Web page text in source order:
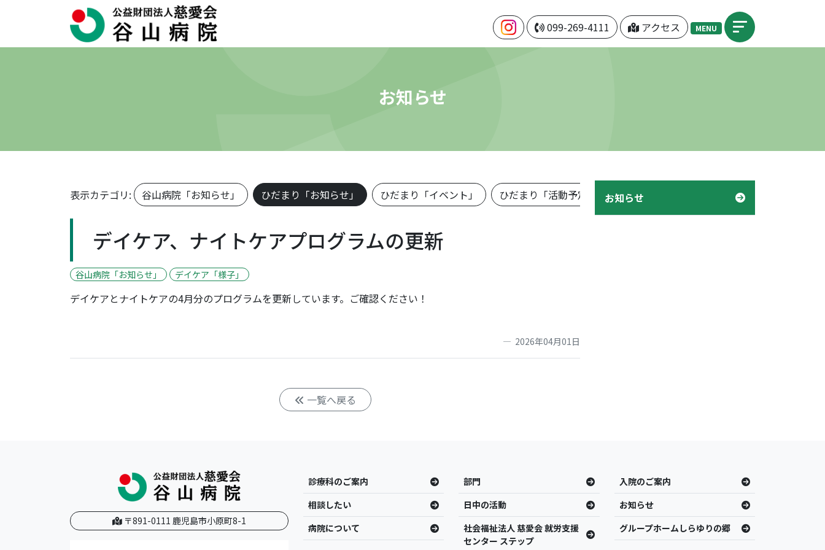
099-269-4111 アクセス MENU
お知らせ
表示カテゴリ: 谷山病院「お知らせ」 ひだまり「お知らせ」 ひだまり「イベント」 ひだまり「活動予定表」 機関紙「つぼみ」 デイケア「様子」
デイケア、ナイトケアプログラムの更新
谷山病院「お知らせ」 デイケア「様子」
デイケアとナイトケアの4月分のプログラムを更新しています。ご確認ください！
2026年04月01日
一覧へ戻る
お知らせ
〒891-0111 鹿児島市小原町8-1
診療科のご案内 部門
入院のご案内
相談したい
日中の活動
お知らせ
病院について
社会福祉法人 慈愛会 就労支援
センター ステップ
グループホームしらゆりの郷